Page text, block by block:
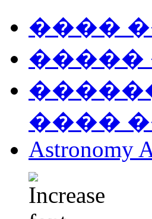
����
�����
����
Astronomy